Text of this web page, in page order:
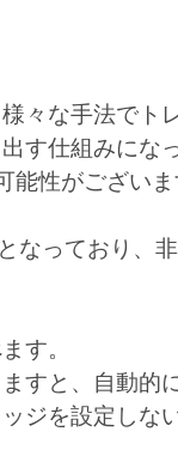
々な手法でト
す仕組みにな
能性がござい
なっており、
す。
すと、自動的
ジを設定しな